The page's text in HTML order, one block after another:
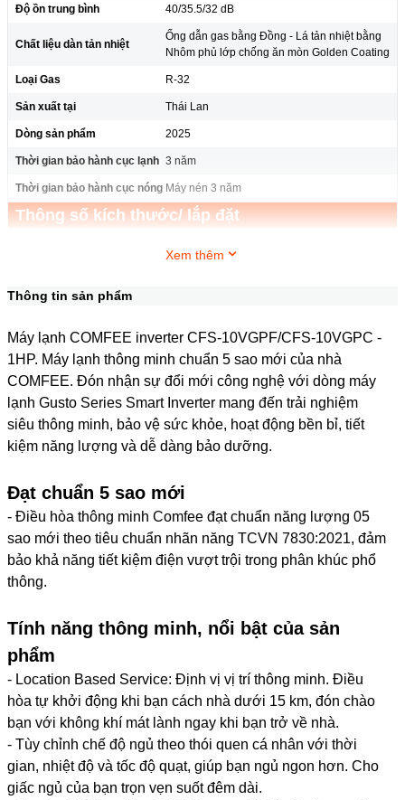
Thông tin sản phẩm
Máy lạnh COMFEE inverter CFS-10VGPF/CFS-10VGPC -
1HP. Máy lạnh thông minh chuẩn 5 sao mới của nhà
COMFEE. Đón nhận sự đổi mới công nghệ với dòng máy
lạnh Gusto Series Smart Inverter mang đến trải nghiệm
siêu thông minh, bảo vệ sức khỏe, hoạt động bền bỉ, tiết
kiệm năng lượng và dễ dàng bảo dưỡng.
Đạt chuẩn 5 sao mới
- Điều hòa thông minh Comfee đạt chuẩn năng lượng 05
sao mới theo tiêu chuẩn nhãn năng TCVN 7830:2021, đảm
bảo khả năng tiết kiệm điện vượt trội trong phân khúc phổ
thông.
Tính năng thông minh, nổi bật của sản
phẩm
- Location Based Service: Định vị vị trí thông minh. Điều
hòa tự khởi động khi bạn cách nhà dưới 15 km, đón chào
bạn với không khí mát lành ngay khi bạn trở về nhà.
- Tùy chỉnh chế độ ngủ theo thói quen cá nhân với thời
gian, nhiệt độ và tốc độ quạt, giúp bạn ngủ ngon hơn. Cho
giấc ngủ của bạn trọn vẹn suốt đêm dài.
Độ ồn trung bình 40/35.5/32 dB
Chất liệu dàn tản nhiệt
Ống dẫn gas bằng Đồng - Lá tản nhiệt bằng
Nhôm phủ lớp chống ăn mòn Golden Coating
Loại Gas R-32
Sản xuất tại Thái Lan
Dòng sản phẩm 2025
Thời gian bảo hành cục lạnh 3 năm
Thời gian bảo hành cục nóng Máy nén 3 năm
Thông số kích thước/ lắp đặt
Nặng 7.2 kg
nóng
Chiều dài lắp đặt ống đồng
Chiều cao lắp đặt tối đa giữa
10m
Dòng điện vào Dàn nóng hoặc dàn lạnh
Kích thước ống đồng 6/10
Số lượng kết nối dàn lạnh tối
Hãng Comfee
Xem thêm